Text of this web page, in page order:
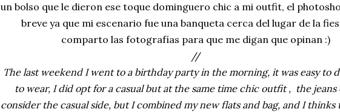
un bolso que le dieron ese toque dominguero chic a mi outfit, el
breve ya que mi escenario fue una banqueta cerca del lugar de la
comparto las fotografías para que me digan que opinan :)
//
The last weekend I went to a birthday party in the morning, it was easy to
to wear, I did opt for a casual but at the same time chic outfit , the jeans
consider the casual side, but I combined my new flats and bag, and I thinks